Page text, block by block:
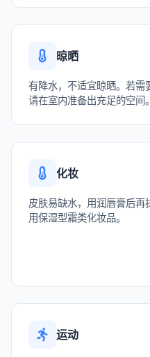
晾晒
有降水，不适宜晾晒。若需
请在室内准备出充足的空间。
化妆
皮肤易缺水，用润唇膏后再
用保湿型霜类化妆品。
运动